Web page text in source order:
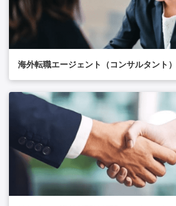
海外転職エージェント（コンサルタント